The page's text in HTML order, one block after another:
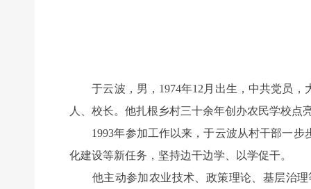
于云波，男，1974年12月出生，中共党员，
人、校长。他扎根乡村三十余年创办农民学校
1993年参加工作以来，于云波从村干部一步
化建设等新任务，坚持边干边学、以学促干。
他主动参加农业技术、政策理论、基层治理